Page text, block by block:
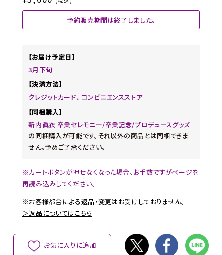
予約販売期間は終了しました。
【お届け予定日】
3月下旬
【決済方法】
クレジットカード、 コンビニエンスストア
【同梱購入】
新内眞衣 卒業セレモニー/卒業記念/プロデュースグッズ
の同梱購入が可能です。それ以外の商品とは同梱できま
せん。予めご了承ください。
※カートボタンが押せなくなった場合、お手数ですがページを
再読み込みしてください。
※お客様都合による返品・変更はお受けしておりません。
＞返品についてはこちら
お気に入りに追加